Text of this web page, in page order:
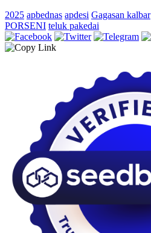
2025 apbednas apdesi Gagasan kalbar
PORSENI teluk pakedai